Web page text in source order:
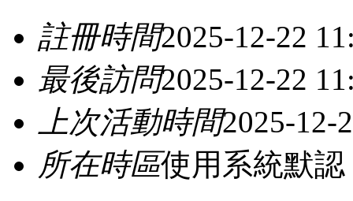
註冊時間2025-12-22
最後訪問2025-12-22
上次活動時間2025-12-
所在時區使用系統默認